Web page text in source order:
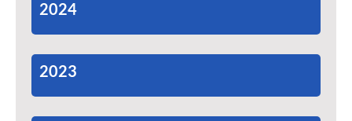
2024
2023